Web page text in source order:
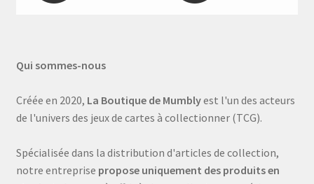
Qui sommes-nous
Créée en 2020, La Boutique de Mumblyest l'un des acteurs
de l'univers des jeux de cartes à collectionner (TCG).
Spécialisée dans la distribution d'articles de collection,
notre entreprise propose uniquement des produits en